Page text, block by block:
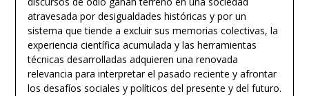
atravesada por desigualdades históricas y por un
sistema que tiende a excluir sus memorias colectivas, la
experiencia científica acumulada y las herramientas
técnicas desarrolladas adquieren una renovada
relevancia para interpretar el pasado reciente y afrontar
los desafíos sociales y políticos del presente y del futuro.